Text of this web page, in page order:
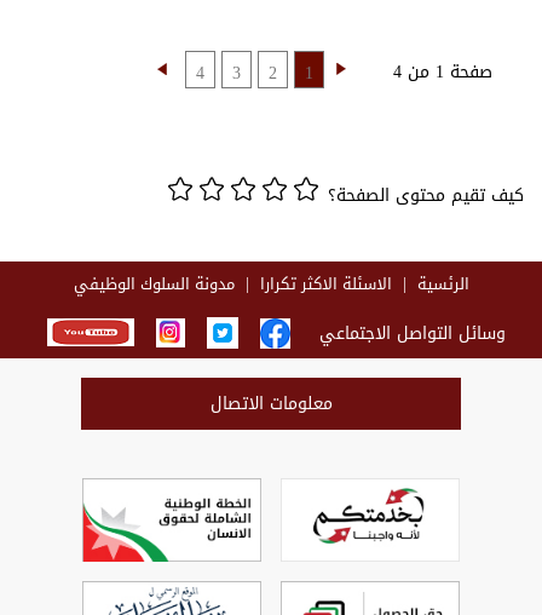
صفحة 1 من 4 1
2
3
4
كيف تقيم محتوى الصفحة؟
الرئسية الاسئلة الاكثر تكرارا مدونة السلوك الوظيفي
وسائل التواصل الاجتماعي
معلومات الاتصال